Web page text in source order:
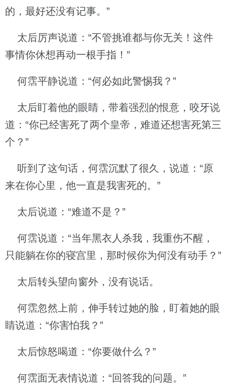
的，最好还没有记事。”
太后厉声说道：“不管挑谁都与你无关！这件
事情你休想再动一根手指！”
何霑平静说道：“何必如此警惕我？”
太后盯着他的眼睛，带着强烈的恨意，咬牙说
道：“你已经害死了两个皇帝，难道还想害死第三
个？”
听到了这句话，何霑沉默了很久，说道：“原
来在你心里，他一直是我害死的。”
太后说道：“难道不是？”
何霑说道：“当年黑衣人杀我，我重伤不醒，
只能躺在你的寝宫里，那时候你为何没有动手？”
太后转头望向窗外，没有说话。
何霑忽然上前，伸手转过她的脸，盯着她的眼
睛说道：“你害怕我？”
太后惊怒喝道：“你要做什么？”
何霑面无表情说道：“回答我的问题。”